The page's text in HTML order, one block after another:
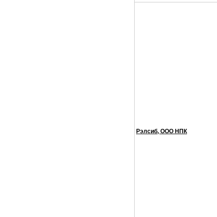
Рэлсиб, ООО НПК